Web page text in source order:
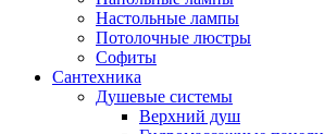
Настольные лампы
Потолочные люстры
Софиты
Сантехника
Душевые системы
Верхний душ